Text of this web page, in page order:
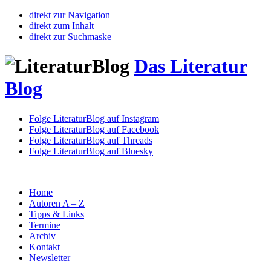
direkt zur Navigation
direkt zum Inhalt
direkt zur Suchmaske
Das Literatur
Blog
Folge LiteraturBlog auf Instagram
Folge LiteraturBlog auf Facebook
Folge LiteraturBlog auf Threads
Folge LiteraturBlog auf Bluesky
Home
Autoren A – Z
Tipps & Links
Termine
Archiv
Kontakt
Newsletter